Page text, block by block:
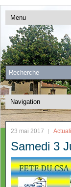
23 mai 2017
Samedi 3